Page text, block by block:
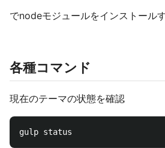
でnodeモジュールをインストールす
各種コマンド
現在のテーマの状態を確認